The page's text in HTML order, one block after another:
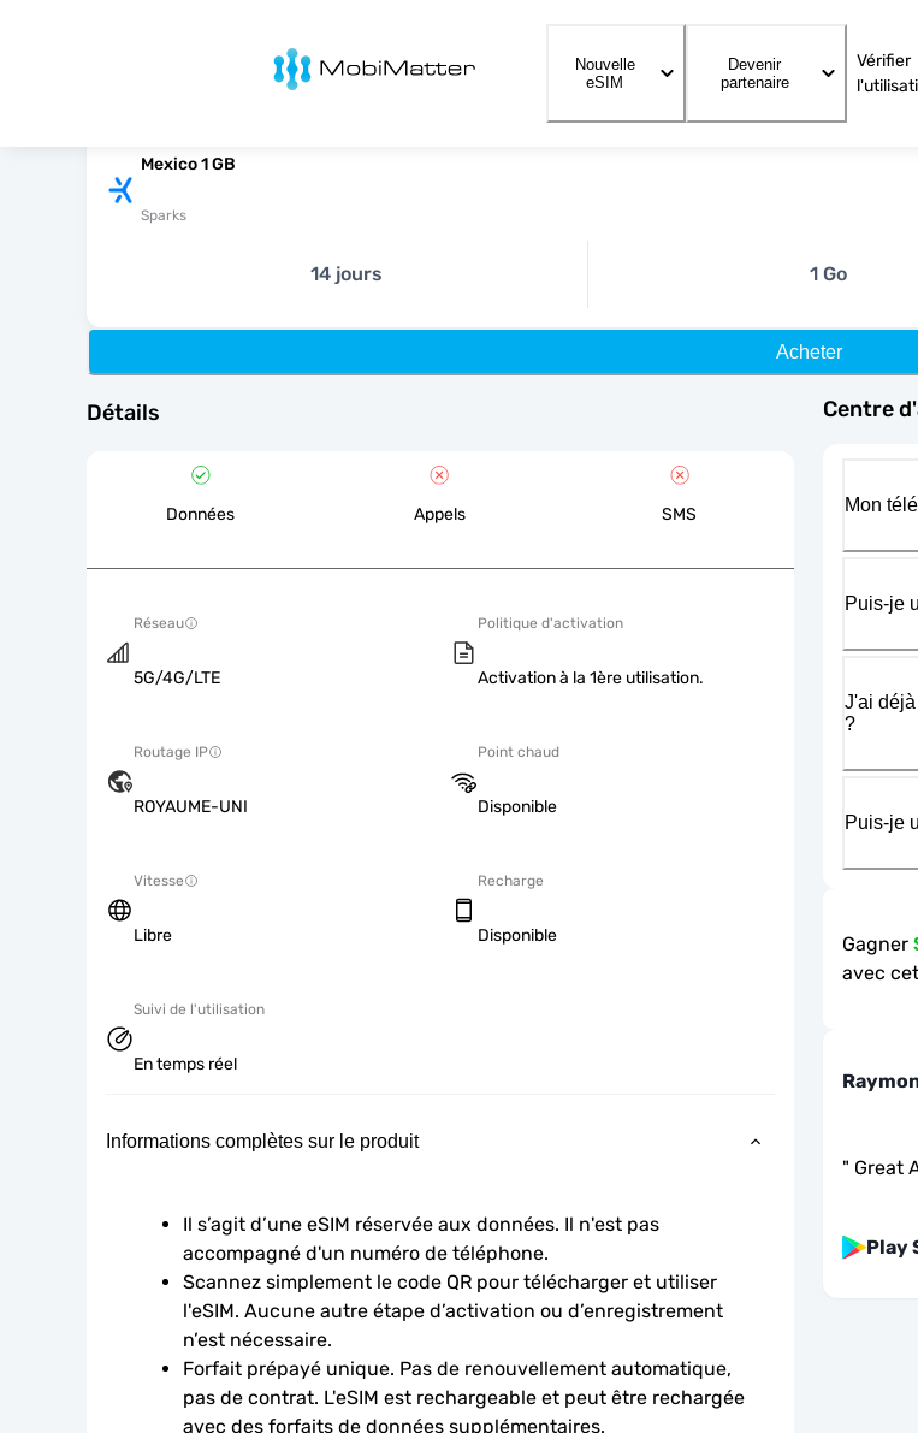
MobiMatter
Nouvelle
eSIM
Devenir
partenaire
Vérifier
Mexico 1 GB
Sparks
14 jours 1 Go
Acheter
Détails
Données Appels SMS
Réseau
5G/4G/LTE
Politique d'activation
Activation à la 1ère utilisation.
Routage IP
ROYAUME-UNI
Point chaud
Disponible
Vitesse
Libre
Recharge
Disponible
Suivi de l'utilisation
En temps réel
Informations complètes sur le produit
Il s’agit d’une eSIM réservée aux données. Il n'est pas
accompagné d'un numéro de téléphone.
Scannez simplement le code QR pour télécharger et utiliser
l'eSIM. Aucune autre étape d’activation ou d’enregistrement
n’est nécessaire.
Forfait prépayé unique. Pas de renouvellement automatique,
pas de contrat. L'eSIM est rechargeable et peut être rechargée
avec des forfaits de données supplémentaires.
Centre
Mon
Puis-je
J'ai
?
Puis-je
Gagner
avec
" Great
Play